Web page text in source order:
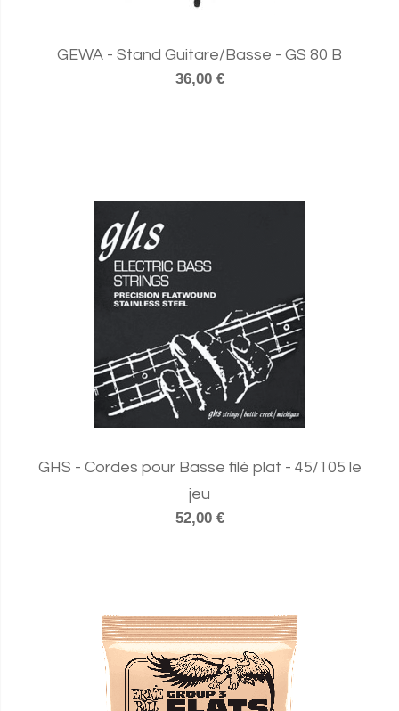
GEWA - Stand Guitare/Basse - GS 80 B
36,00 €
GHS - Cordes pour Basse filé plat - 45/105 le
jeu
52,00 €